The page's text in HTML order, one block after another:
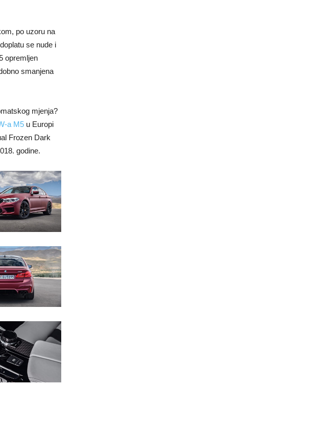
po uzoru na
se nude i
opremljen
smanjena
mjenja?
a M5 u Europi
Frozen Dark
godine.